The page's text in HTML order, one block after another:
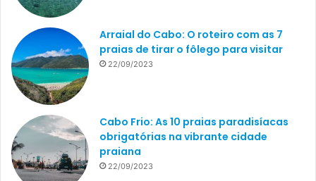
Arraial do Cabo: O roteiro com as 7
praias de tirar o fôlego para visitar
22/09/2023
Cabo Frio: As 10 praias paradisíacas
obrigatórias na vibrante cidade
praiana
22/09/2023